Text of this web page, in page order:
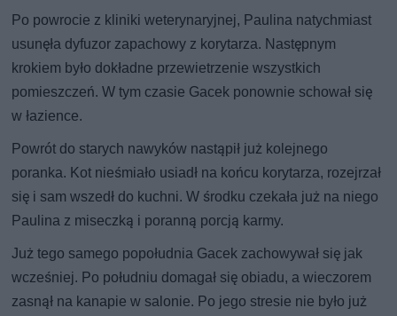
Po powrocie z kliniki weterynaryjnej, Paulina natychmiast
usunęła dyfuzor zapachowy z korytarza. Następnym
krokiem było dokładne przewietrzenie wszystkich
pomieszczeń. W tym czasie Gacek ponownie schował się
w łazience.
Powrót do starych nawyków nastąpił już kolejnego
poranka. Kot nieśmiało usiadł na końcu korytarza, rozejrzał
się i sam wszedł do kuchni. W środku czekała już na niego
Paulina z miseczką i poranną porcją karmy.
Już tego samego popołudnia Gacek zachowywał się jak
wcześniej. Po południu domagał się obiadu, a wieczorem
zasnął na kanapie w salonie. Po jego stresie nie było już